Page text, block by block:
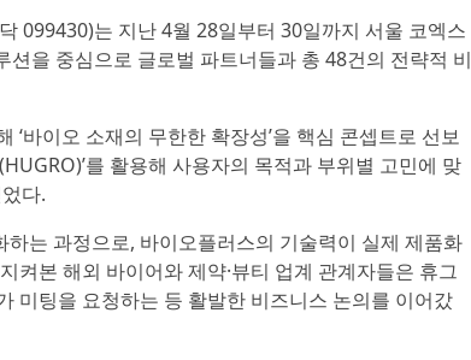
099430)는 지난 4월 28일부터 30일까지 서울 코엑스
션을 중심으로 글로벌 파트너들과 총 48건의 전략적 비
바이오 소재의 무한한 확장성’을 핵심 콘셉트로 선보
를 활용해 사용자의 목적과 부위별 고민에 맞
다.
는 과정으로, 바이오플러스의 기술력이 실제 제품화
켜본 해외 바이어와 제약·뷰티 업계 관계자들은 휴그
미팅을 요청하는 등 활발한 비즈니스 논의를 이어갔